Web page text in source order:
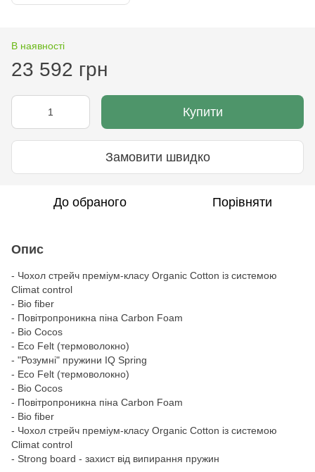
В наявності
23 592 грн
Купити
Замовити швидко
До обраного Порівняти
Опис
- Чохол стрейч преміум-класу Organic Cotton із системою
Climat control
- Bio fiber
- Повітропроникна піна Carbon Foam
- Bio Cocos
- Eco Felt (термоволокно)
- "Розумні" пружини IQ Spring
- Eco Felt (термоволокно)
- Bio Cocos
- Повітропроникна піна Carbon Foam
- Bio fiber
- Чохол стрейч преміум-класу Organic Cotton із системою
Climat control
- Strong board - захист від випирання пружин